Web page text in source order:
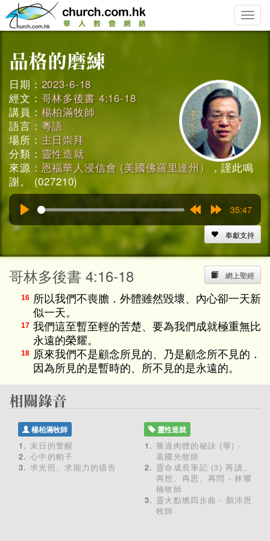
Toggle
日期： 2023-6-18
經文： 哥林多後書 4:16-18
講員： 楊柏滿牧師
語言： 粵語
場所： 主日崇拜
分類： 靈性造就
來源： 恩福華人浸信會 (美國佛羅里達州） ，謹此鳴
謝。 (027210)
15s
35:47
奉獻支持
網上聖經
哥林多後書 4:16-18
16 所以我們不喪膽．外體雖然毀壞、內心卻一天新
似一天。
17 我們這至暫至輕的苦楚、要為我們成就極重無比
永遠的榮耀。
18 原來我們不是顧念所見的、乃是顧念所不見的．
因為所見的是暫時的、所不見的是永遠的。
楊柏滿牧師
末日的警醒
心中的帕子
求光照、求能力的禱告
靈性造就
勝過肉體的秘訣 (華) -
葛國光牧師
靈命成長筆記 (3) 再讀、
再想、再思、再問 - 林耀
楠牧師
靈火點燃四步曲 - 顏沛恩
牧師